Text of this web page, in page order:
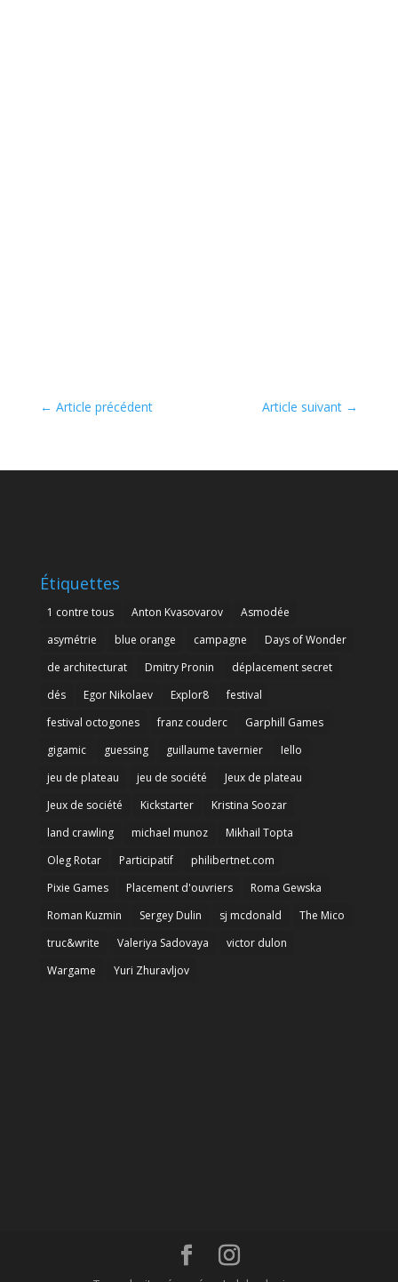
← Article précédent Article suivant →
Étiquettes
1 contre tous Anton Kvasovarov
Asmodée
asymétrie
blue orange campagne
Days of Wonder
de architecturat
Dmitry Pronin
déplacement secret
dés
Egor Nikolaev Explor8
festival
festival octogones
franz couderc
Garphill Games
gigamic
guessing guillaume tavernier
Iello
jeu de plateau
jeu de société
Jeux de plateau
Jeux de société
Kickstarter
Kristina Soozar
land crawling
michael munoz
Mikhail Topta
Oleg Rotar
Participatif
philibertnet.com
Pixie Games
Placement d'ouvriers
Roma Gewska
Roman Kuzmin
Sergey Dulin sj mcdonald
The Mico
truc&write
Valeriya Sadovaya
victor dulon
Wargame
Yuri Zhuravljov